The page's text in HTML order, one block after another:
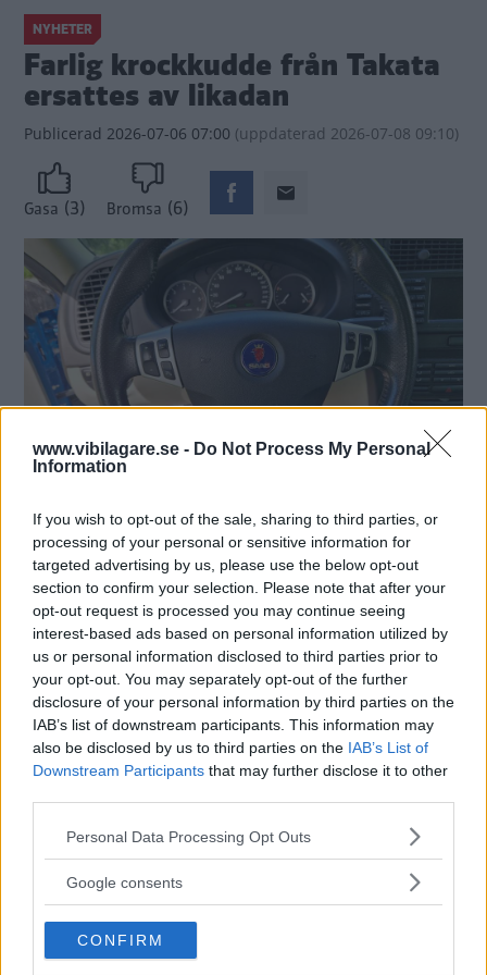
www.vibilagare.se - Do Not Process My Personal
Information
If you wish to opt-out of the sale, sharing to third parties, or
processing of your personal or sensitive information for
targeted advertising by us, please use the below opt-out
section to confirm your selection. Please note that after your
opt-out request is processed you may continue seeing
interest-based ads based on personal information utilized by
us or personal information disclosed to third parties prior to
your opt-out. You may separately opt-out of the further
disclosure of your personal information by third parties on the
IAB’s list of downstream participants. This information may
also be disclosed by us to third parties on the IAB’s List of
Downstream Participants that may further disclose it to other
Please note that this website/app uses one or more Google
not limited to your visit or usage behaviour. You may click to
use your data for below specified purposes in below Google
consent section.
Personal Data Processing Opt Outs
Google consents
CONFIRM
NYHETER
Farlig krockkudde från Takata
ersattes av likadan
Publicerad 2026-07-06 07:00 (uppdaterad 2026-07-08 09:10)
Gasa (3) Bromsa (6)
årsskiftet. Annars väntar körförbud i Frankrike, där han bor. Foto: Privat
Saab-ägaren ville byta ut sin farliga krockkudde från
Takata. Men reservdelen han fick var 15 år gammal –
och tillverkad av just Takata.
Text
Christian Ellmark
Det här är en låst artikel.Logga in
att fortsätta läsa.
DIGITAL PRENUMERATION